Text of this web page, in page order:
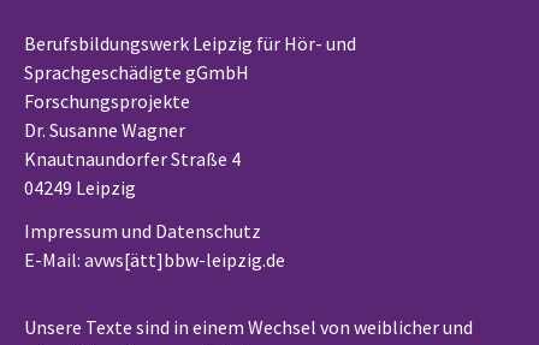
Berufsbildungswerk Leipzig für Hör- und
Sprachgeschädigte gGmbH
Forschungsprojekte
Dr. Susanne Wagner
Knautnaundorfer Straße 4
04249 Leipzig
Impressum und Datenschutz
E-Mail: avws[ätt]bbw-leipzig.de
Unsere Texte sind in einem Wechsel von weiblicher und